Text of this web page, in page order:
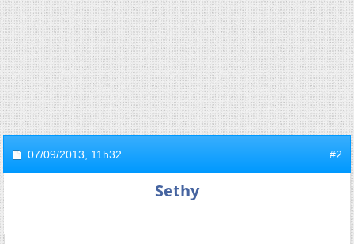
07/09/2013, 11h32 #2
Sethy